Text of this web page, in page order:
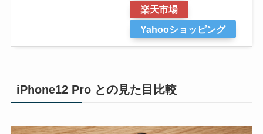
楽天市場
Yahooショッピング
iPhone12 Pro との見た目比較